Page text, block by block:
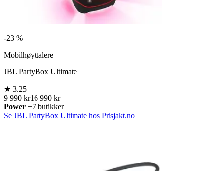
-23 %
Mobilhøyttalere
JBL PartyBox Ultimate
★ 3.25
9 990 kr16 990 kr
Power +7 butikker
Se JBL PartyBox Ultimate hos Prisjakt.no